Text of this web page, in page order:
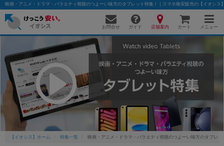
映画・アニメ・ドラマ・バラエティ視聴のつよーい味方のタブレット特集！ | スマホ格安販売の【イオシス
お問合せ ガイド 店舗案内 カート メニュー
【イオシス】ホーム 特集一覧 映画・アニメ・ドラマ・バラエティ視聴のつよーい味方のタブレッ
かんたんパソコン検索に切り替える
フリーワード
除外ワード